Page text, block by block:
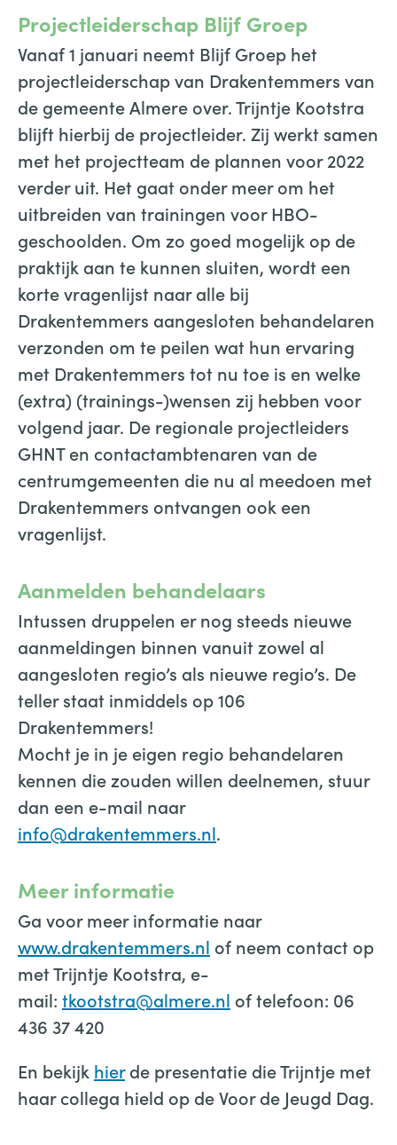
Projectleiderschap Blijf Groep
Vanaf 1 januari neemt Blijf Groep het
projectleiderschap van Drakentemmers van
de gemeente Almere over. Trijntje Kootstra
blijft hierbij de projectleider. Zij werkt samen
met het projectteam de plannen voor 2022
verder uit. Het gaat onder meer om het
uitbreiden van trainingen voor HBO-
geschoolden. Om zo goed mogelijk op de
praktijk aan te kunnen sluiten, wordt een
korte vragenlijst naar alle bij
Drakentemmers aangesloten behandelaren
verzonden om te peilen wat hun ervaring
met Drakentemmers tot nu toe is en welke
(extra) (trainings-)wensen zij hebben voor
volgend jaar. De regionale projectleiders
GHNT en contactambtenaren van de
centrumgemeenten die nu al meedoen met
Drakentemmers ontvangen ook een
vragenlijst.
Aanmelden behandelaars
Intussen druppelen er nog steeds nieuwe
aanmeldingen binnen vanuit zowel al
aangesloten regio’s als nieuwe regio’s. De
teller staat inmiddels op 106
Drakentemmers!
Mocht je in je eigen regio behandelaren
kennen die zouden willen deelnemen, stuur
dan een e-mail naar
info@drakentemmers.nl.
Meer informatie
Ga voor meer informatie naar
www.drakentemmers.nl of neem contact op
met Trijntje Kootstra, e-
mail: tkootstra@almere.nl of telefoon: 06
436 37 420
En bekijk hierde presentatie die Trijntje met
haar collega hield op de Voor de Jeugd Dag.